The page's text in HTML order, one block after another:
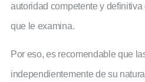
autoridad competente y
que le examina.
Por eso, es recomendable que
independientemente de su